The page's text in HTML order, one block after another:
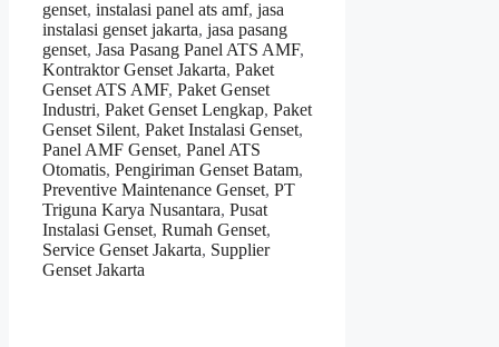
genset, instalasi panel ats amf, jasa
instalasi genset jakarta, jasa pasang
genset, Jasa Pasang Panel ATS AMF,
Kontraktor Genset Jakarta, Paket
Genset ATS AMF, Paket Genset
Industri, Paket Genset Lengkap, Paket
Genset Silent, Paket Instalasi Genset,
Panel AMF Genset, Panel ATS
Otomatis, Pengiriman Genset Batam,
Preventive Maintenance Genset, PT
Triguna Karya Nusantara, Pusat
Instalasi Genset, Rumah Genset,
Service Genset Jakarta, Supplier
Genset Jakarta